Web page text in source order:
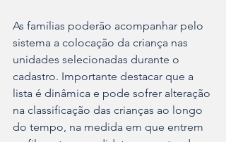
As famílias poderão acompanhar pelo
sistema a colocação da criança nas
unidades selecionadas durante o
cadastro. Importante destacar que a
lista é dinâmica e pode sofrer alteração
na classificação das crianças ao longo
do tempo, na medida em que entrem